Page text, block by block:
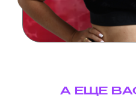
А ЕЩЕ